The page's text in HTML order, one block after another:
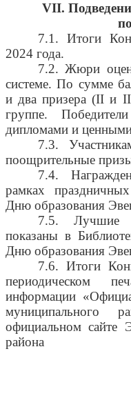
VII.
7.1. Итоги
2024 года.
7.2. Жюри
системе. По сумме
и два призера (II и
группе.
дипломами и
7.3.
поощрительные
7.4.
рамках
Дню образования
7.5. Лучшие
показаны в
Дню образования
7.6. Итоги
периодическом
информации
муниципального
официальном сайте
района